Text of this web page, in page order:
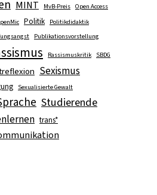
MINT MvB-Preis Open Access
Politik
Politikdidaktik
Publikationsvorstellung
Rassismuskritik SBDG
Sexismus
Sexualisierte Gewalt
Studierende
trans*